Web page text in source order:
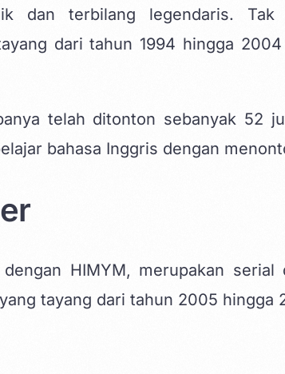
dan terbilang legendaris.
dari tahun 1994 hingga
telah ditonton sebanyak 52
bahasa Inggris dengan
HIMYM, merupakan serial
tayang dari tahun 2005 hingga